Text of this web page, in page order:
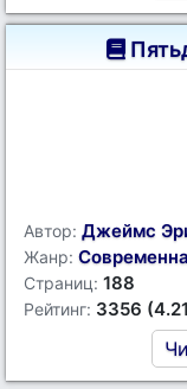
Автор: Джеймс
Жанр:
Страниц: 188
Рейтинг: 3356